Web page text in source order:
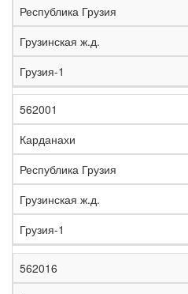
Республика Грузия
Грузинская ж.д.
Грузия-1
562001
Карданахи
Республика Грузия
Грузинская ж.д.
Грузия-1
562016